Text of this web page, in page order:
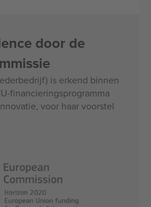
door de
is erkend binnen
financieringsprogramma
voor haar voorstel